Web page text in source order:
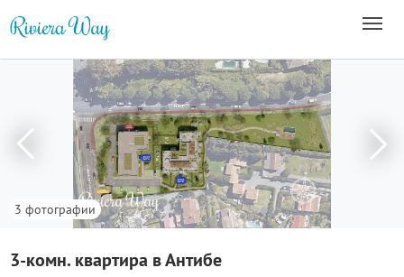
3 фотографии
3-комн. квартира в Антибе